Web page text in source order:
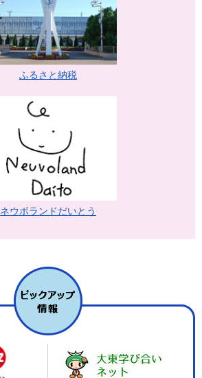
ふるさと納税
ネウボランドだいとう